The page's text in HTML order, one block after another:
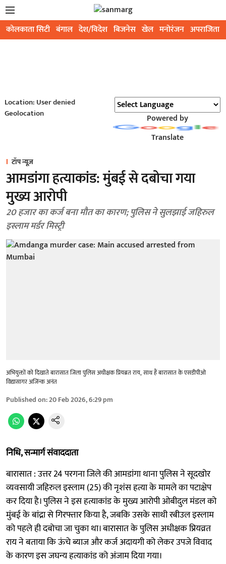
कोलकाता सिटी बंगाल देश/विदेश बिजनेस खेल मनोरंजन अपराजिता
Location: User denied
Geolocation
Powered by
Translate
टॉप न्यूज़
आमडांगा हत्याकांड: मुंबई से दबोचा गया
मुख्य आरोपी
20 हजार का कर्ज बना मौत का कारण; पुलिस ने सुलझाई जहिरुल
इस्लाम मर्डर मिस्ट्री
अभियुक्तों को दिखाते बारासात जिला पुलिस अधीक्षक प्रियब्रत राय, साथ हैं बारासात के एसडीपीओ
विद्यासागर अजिंन्क अनंत
Published on:20 Feb 2026, 6:29 pm
नि​धि, सन्मार्ग संवाददाता
बारासात : उत्तर 24 परगना जिले की आमडांगा थाना पुलिस ने सूदखोर
व्यवसायी जहिरुल इस्लाम (25) की नृशंस हत्या के मामले का पटाक्षेप
कर दिया है। पुलिस ने इस हत्याकांड के मुख्य आरोपी ओबीदुल मंडल को
मुंबई के बांद्रा से गिरफ्तार किया है, जबकि उसके साथी रबीउल इस्लाम
को पहले ही दबोचा जा चुका था। बारासात के पुलिस अधीक्षक प्रियव्रत
राय ने बताया कि ऊंचे ब्याज और कर्ज अदायगी को लेकर उपजे विवाद
के कारण इस जघन्य हत्याकांड को अंजाम दिया गया।